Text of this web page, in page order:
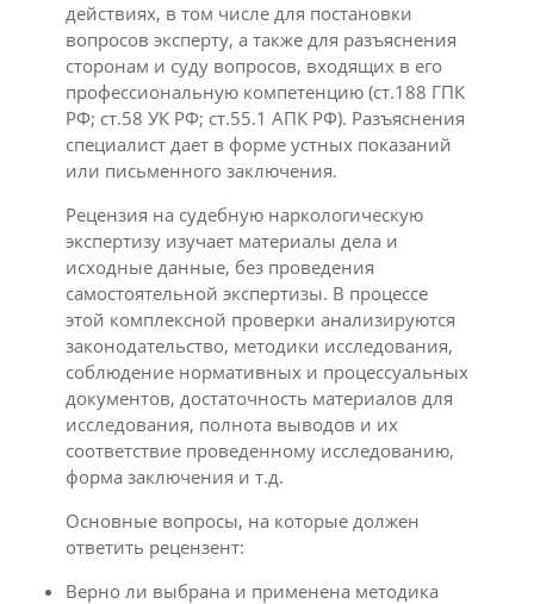
действиях, в том числе для постановки
вопросов эксперту, а также для разъяснения
сторонам и суду вопросов, входящих в его
профессиональную компетенцию (ст.188 ГПК
РФ; ст.58 УК РФ; ст.55.1 АПК РФ). Разъяснения
специалист дает в форме устных показаний
или письменного заключения.
Рецензия на судебную наркологическую
экспертизу изучает материалы дела и
исходные данные, без проведения
самостоятельной экспертизы. В процессе
этой комплексной проверки анализируются
законодательство, методики исследования,
соблюдение нормативных и процессуальных
документов, достаточность материалов для
исследования, полнота выводов и их
соответствие проведенному исследованию,
форма заключения и т.д.
Основные вопросы, на которые должен
ответить рецензент:
Верно ли выбрана и применена методика